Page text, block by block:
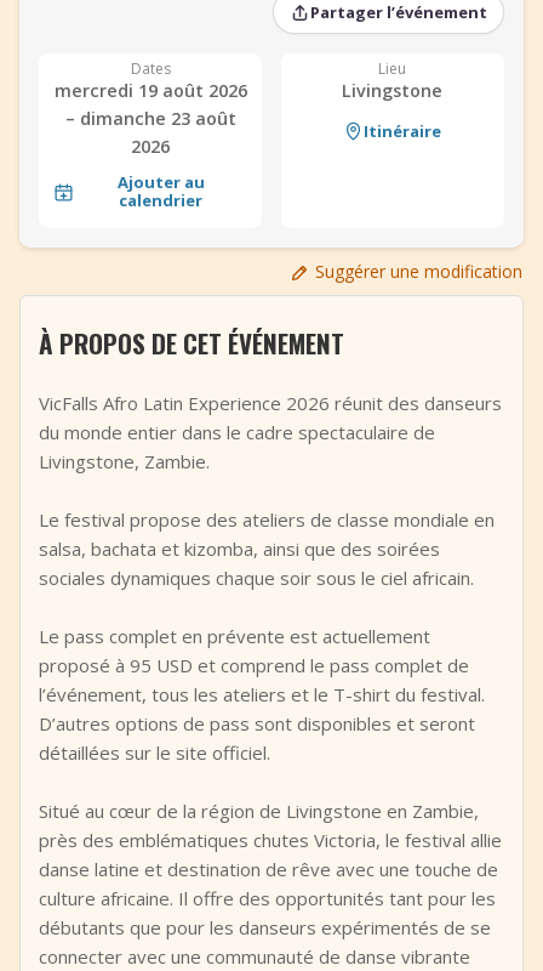
Partager l’événement
Dates
mercredi 19 août 2026
– dimanche 23 août
2026
Ajouter au
calendrier
Lieu
Livingstone
Itinéraire
Suggérer une modification
À PROPOS DE CET ÉVÉNEMENT
VicFalls Afro Latin Experience 2026 réunit des danseurs
du monde entier dans le cadre spectaculaire de
Livingstone, Zambie.
Le festival propose des ateliers de classe mondiale en
salsa, bachata et kizomba, ainsi que des soirées
sociales dynamiques chaque soir sous le ciel africain.
Le pass complet en prévente est actuellement
proposé à 95 USD et comprend le pass complet de
l’événement, tous les ateliers et le T-shirt du festival.
D’autres options de pass sont disponibles et seront
détaillées sur le site officiel.
Situé au cœur de la région de Livingstone en Zambie,
près des emblématiques chutes Victoria, le festival allie
danse latine et destination de rêve avec une touche de
culture africaine. Il offre des opportunités tant pour les
débutants que pour les danseurs expérimentés de se
connecter avec une communauté de danse vibrante